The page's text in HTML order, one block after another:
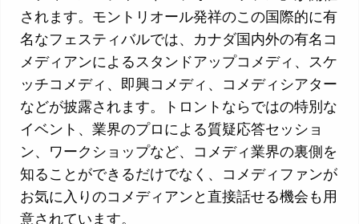
されます。モントリオール発祥のこの国際的に有
名なフェスティバルでは、カナダ国内外の有名コ
メディアンによるスタンドアップコメディ、スケ
ッチコメディ、即興コメディ、コメディシアター
などが披露されます。トロントならではの特別な
イベント、業界のプロによる質疑応答セッショ
ン、ワークショップなど、コメディ業界の裏側を
知ることができるだけでなく、コメディファンが
お気に入りのコメディアンと直接話せる機会も用
意されています。